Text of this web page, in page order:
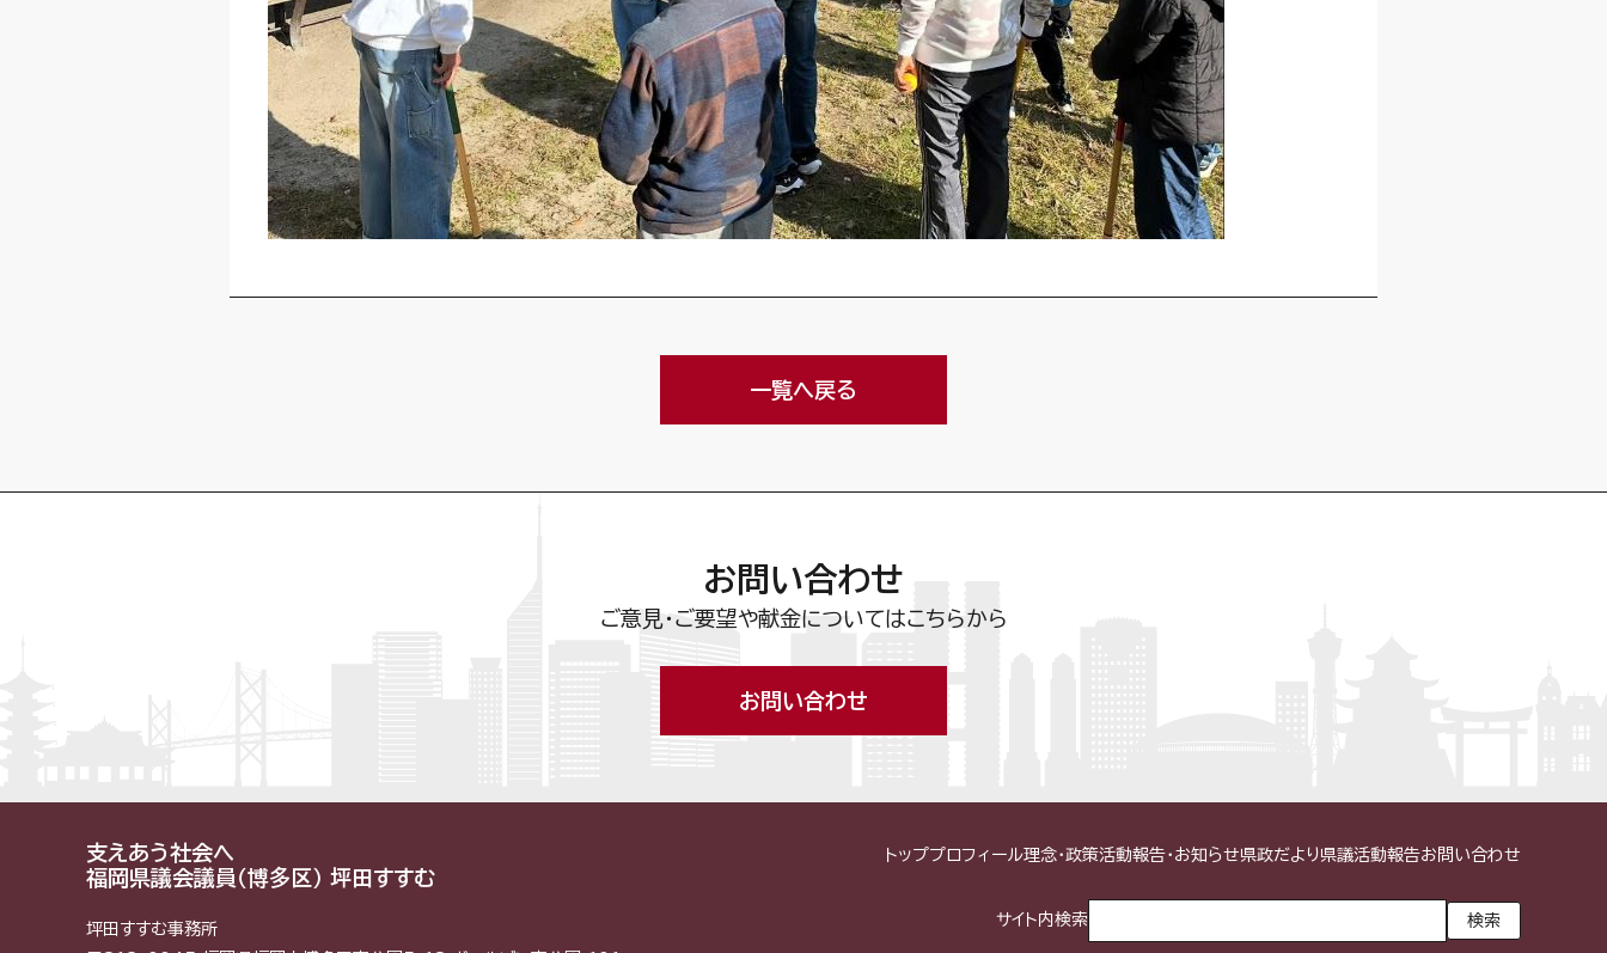
一覧へ戻る
お問い合わせ
ご意見・ご要望や献金についてはこちらから
お問い合わせ
支えあう社会へ
福岡県議会議員（博多区） 坪田すすむ
坪田すすむ事務所
トッププロフィール理念・政策活動報告・お知らせ県政だより県議活動報告お問い合わせ
サイト内検索 検索